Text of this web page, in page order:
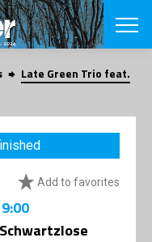
SEARCH
Danish
CHOOSE
VINTERJAZZ
Themes
LOCATIONS
App
Late Green Trio feat.
Add to favorites